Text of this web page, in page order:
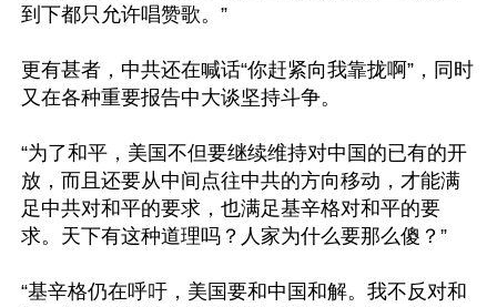
到下都只允许唱赞歌。”
更有甚者，中共还在喊话“你赶紧向我靠拢啊”，同时
又在各种重要报告中大谈坚持斗争。
“为了和平，美国不但要继续维持对中国的已有的开
放，而且还要从中间点往中共的方向移动，才能满
足中共对和平的要求，也满足基辛格对和平的要
求。天下有这种道理吗？人家为什么要那么傻？”
“基辛格仍在呼吁，美国要和中国和解。我不反对和